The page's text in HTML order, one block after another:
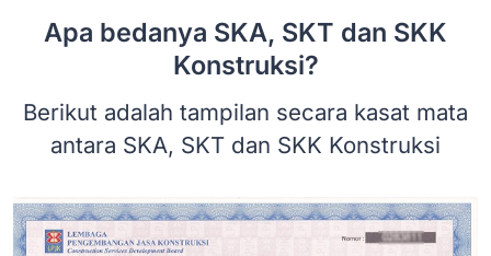
Apa bedanya SKA, SKT dan SKK
Konstruksi?
Berikut adalah tampilan secara kasat mata
antara SKA, SKT dan SKK Konstruksi